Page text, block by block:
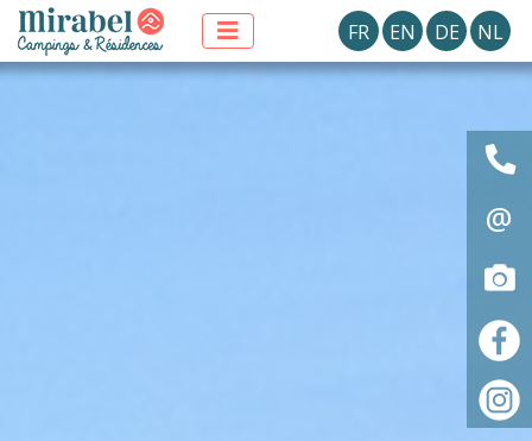
FR EN DE NL
@